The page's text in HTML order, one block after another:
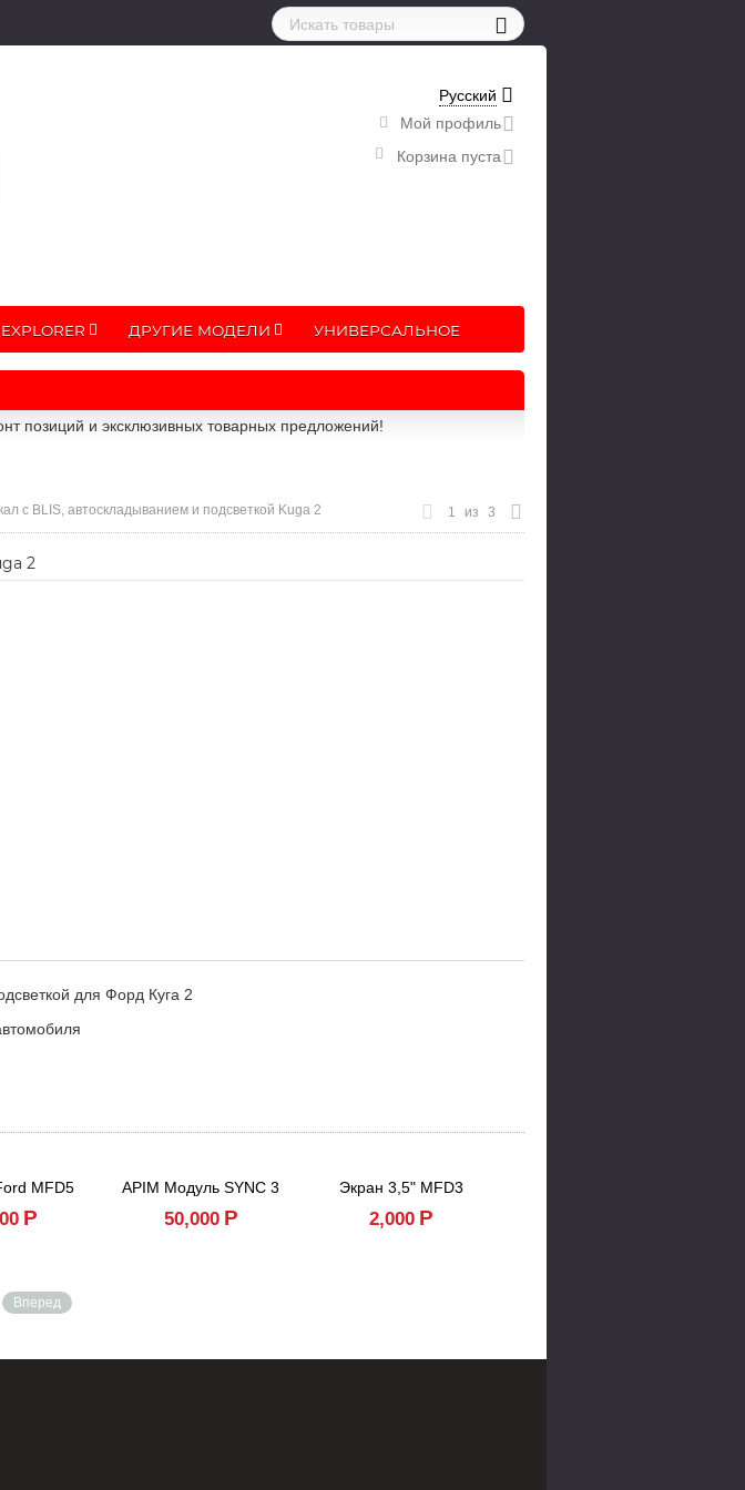
Русский
Мой профиль
Корзина пуста
ДРУГИЕ МОДЕЛИ УНИВЕРСАЛЬНОЕ
позиций и эксклюзивных товарных предложений!
с BLIS, автоскладыванием и подсветкой Kuga 2 1 из 3
2
для Форд Куга 2
MFD5
Р
APIM Модуль SYNC 3
50,000 Р
Экран 3,5" MFD3
2,000 Р
Вперед